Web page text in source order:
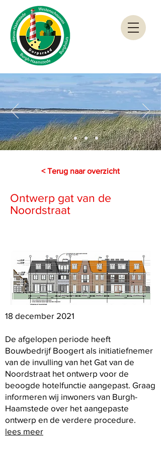
< Terug naar overzicht
Ontwerp gat van de
Noordstraat
18 december 2021
De afgelopen periode heeft
Bouwbedrijf Boogert als initiatiefnemer
van de invulling van het Gat van de
Noordstraat het ontwerp voor de
beoogde hotelfunctie aangepast. Graag
informeren wij inwoners van Burgh-
Haamstede over het aangepaste
ontwerp en de verdere procedure.
lees meer